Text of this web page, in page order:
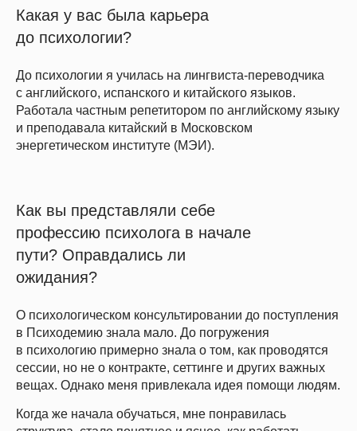
Какая у вас была карьера
до психологии?
До психологии я училась на лингвиста-переводчика
с английского, испанского и китайского языков.
Работала частным репетитором по английскому языку
и преподавала китайский в Московском
энергетическом институте (МЭИ).
Как вы представляли себе
профессию психолога в начале
пути? Оправдались ли
ожидания?
О психологическом консультировании до поступления
в Психодемию знала мало. До погружения
в психологию примерно знала о том, как проводятся
сессии, но не о контракте, сеттинге и других важных
вещах. Однако меня привлекала идея помощи людям.
Когда же начала обучаться, мне понравилась